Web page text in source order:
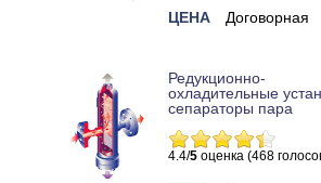
ЦЕНА Договорная
Редукционно-
охладительные
сепараторы пара
4.4/5 оценка (468